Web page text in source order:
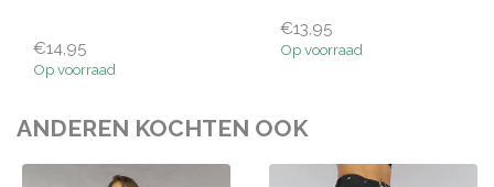
€14,95
Op voorraad
€13,95
Op voorraad
ANDEREN KOCHTEN OOK